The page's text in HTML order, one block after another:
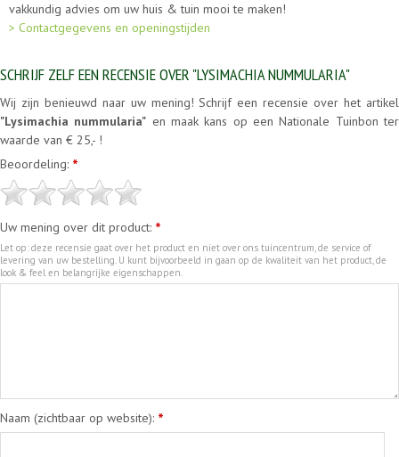
vakkundig advies om uw huis & tuin mooi te maken!
> Contactgegevens en openingstijden
SCHRIJF ZELF EEN RECENSIE OVER "LYSIMACHIA NUMMULARIA"
Wij zijn benieuwd naar uw mening! Schrijf een recensie over het artikel
"Lysimachia nummularia" en maak kans op een Nationale Tuinbon ter
waarde van € 25,- !
Beoordeling: *
Uw mening over dit product: *
Let op: deze recensie gaat over het product en niet over ons tuincentrum, de service of
levering van uw bestelling. U kunt bijvoorbeeld in gaan op de kwaliteit van het product, de
look & feel en belangrijke eigenschappen.
Naam (zichtbaar op website): *